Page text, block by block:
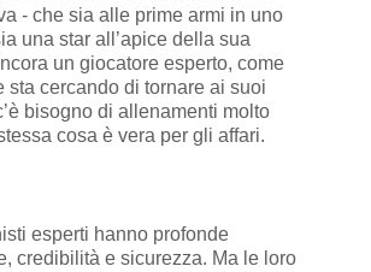
- che sia alle prime armi in uno
una star all’apice della sua
un giocatore esperto, come
sta cercando di tornare ai suoi
bisogno di allenamenti molto
cosa è vera per gli affari.
esperti hanno profonde
credibilità e sicurezza. Ma le loro